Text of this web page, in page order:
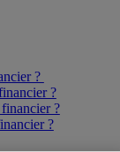
?
?
?
?